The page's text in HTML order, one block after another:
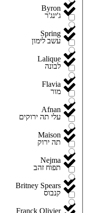
Byron
Spring
Lalique
Flavia
Afnan
Maison
Nejma
Britney Spears
Franck Olivier
ג'ינג'ר
עשב לימון
לבונה
מור
עלי תה ירוקים
תה ירוק
תפוח זהב
קנבוס